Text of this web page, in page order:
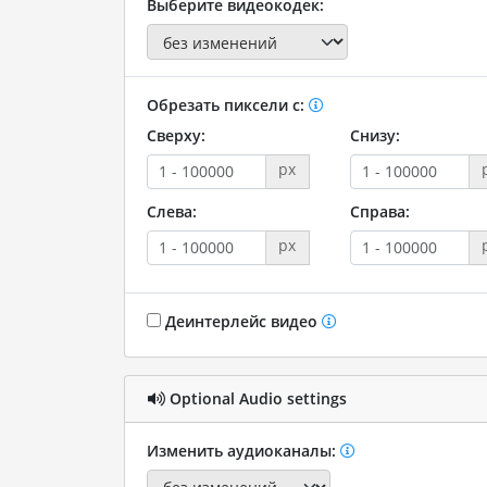
Выберите видеокодек:
Обрезать пиксели с:
Сверху:
px
Снизу:
Слева:
px
Справа:
Деинтерлейс видео
Optional Audio settings
Изменить аудиоканалы: